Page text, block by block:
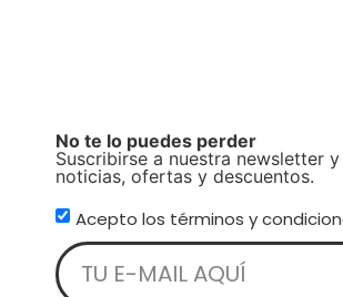
No te lo puedes perder
Suscribirse a nuestra newsletter
noticias, ofertas y descuentos.
Acepto los términos y